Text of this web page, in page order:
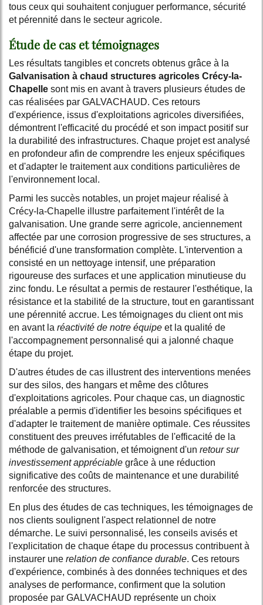
tous ceux qui souhaitent conjuguer performance, sécurité
et pérennité dans le secteur agricole.
Étude de cas et témoignages
Les résultats tangibles et concrets obtenus grâce à la
Galvanisation à chaud structures agricoles Crécy-la-
Chapelle sont mis en avant à travers plusieurs études de
cas réalisées par GALVACHAUD. Ces retours
d'expérience, issus d'exploitations agricoles diversifiées,
démontrent l'efficacité du procédé et son impact positif sur
la durabilité des infrastructures. Chaque projet est analysé
en profondeur afin de comprendre les enjeux spécifiques
et d'adapter le traitement aux conditions particulières de
l'environnement local.
Parmi les succès notables, un projet majeur réalisé à
Crécy-la-Chapelle illustre parfaitement l'intérêt de la
galvanisation. Une grande serre agricole, anciennement
affectée par une corrosion progressive de ses structures, a
bénéficié d'une transformation complète. L'intervention a
consisté en un nettoyage intensif, une préparation
rigoureuse des surfaces et une application minutieuse du
zinc fondu. Le résultat a permis de restaurer l'esthétique, la
résistance et la stabilité de la structure, tout en garantissant
une pérennité accrue. Les témoignages du client ont mis
en avant la réactivité de notre équipe et la qualité de
l'accompagnement personnalisé qui a jalonné chaque
étape du projet.
D'autres études de cas illustrent des interventions menées
sur des silos, des hangars et même des clôtures
d'exploitations agricoles. Pour chaque cas, un diagnostic
préalable a permis d'identifier les besoins spécifiques et
d'adapter le traitement de manière optimale. Ces réussites
constituent des preuves irréfutables de l'efficacité de la
méthode de galvanisation, et témoignent d'un retour sur
investissement appréciable grâce à une réduction
significative des coûts de maintenance et une durabilité
renforcée des structures.
En plus des études de cas techniques, les témoignages de
nos clients soulignent l'aspect relationnel de notre
démarche. Le suivi personnalisé, les conseils avisés et
l'explicitation de chaque étape du processus contribuent à
instaurer une relation de confiance durable. Ces retours
d'expérience, combinés à des données techniques et des
analyses de performance, confirment que la solution
proposée par GALVACHAUD représente un choix